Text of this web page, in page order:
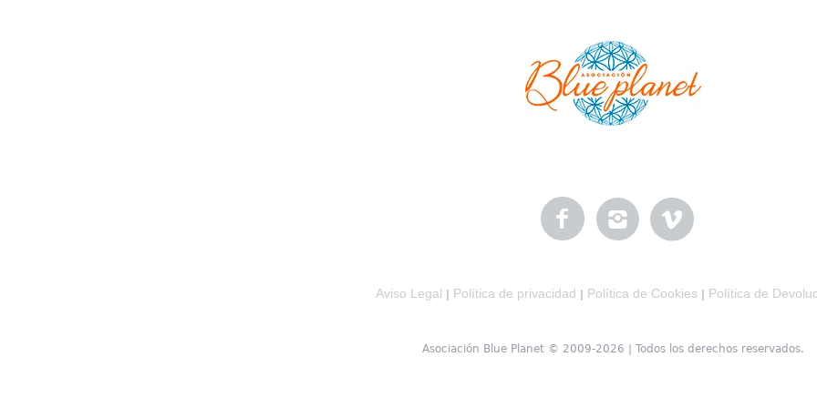
Aviso Legal Política de privacidad Política de Cookies Política de
Asociación Blue Planet © 2009-2026 | Todos los derechos reservados.